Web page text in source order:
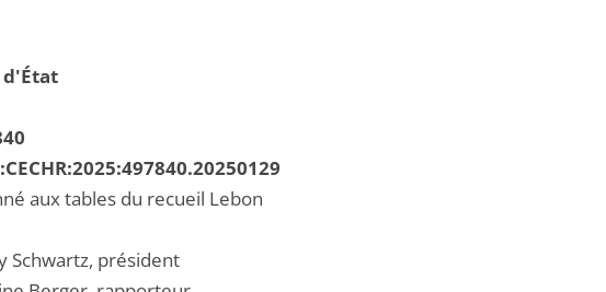
d'État
aux tables du recueil Lebon
Schwartz, président